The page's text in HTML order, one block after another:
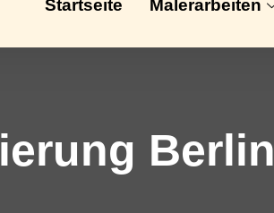
Startseite Malerarbeiten
Berlin